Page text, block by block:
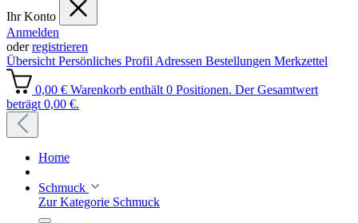
Ihr Konto
Anmelden
oderregistrieren
Übersicht Persönliches Profil Adressen Bestellungen Merkzettel
0,00 € Warenkorb enthält 0 Positionen. Der Gesamtwert
beträgt 0,00 €.
Home
Schmuck
Zur Kategorie Schmuck